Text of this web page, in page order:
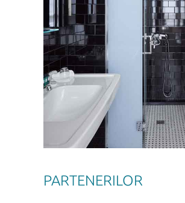
PARTENERILOR